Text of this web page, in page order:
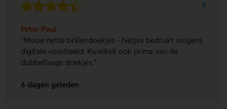
9
Peter Paul
"Mooie nette brillendoekjes - Netjes bedrukt volgens
digitale voorbeeld. Kwaliteit ook prima van de
dubbellaags doekjes."
6 dagen geleden